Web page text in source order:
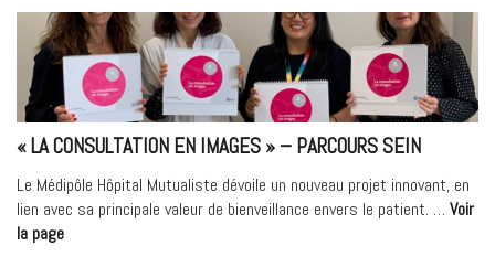
de
la
fibromyalgie
–
Focus
sur
un
essai
clinique
« LA CONSULTATION EN IMAGES » – PARCOURS SEIN
Le Médipôle Hôpital Mutualiste dévoile un nouveau projet innovant, en
lien avec sa principale valeur de bienveillance envers le patient. … Voir
la page« « La